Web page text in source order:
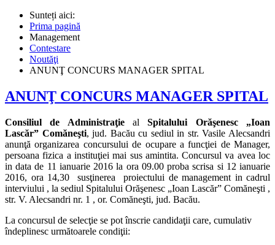
Sunteți aici:
Prima pagină
Management
Contestare
Noutăţi
ANUNŢ CONCURS MANAGER SPITAL
ANUNŢ CONCURS MANAGER SPITAL
Consiliul de Administraţie alSpitalului Orăşenesc „Ioan
Lascăr” Comăneşti, jud. Bacău cu sediul in str. Vasile Alecsandri
anunţă organizarea concursului de ocupare a funcţiei de Manager,
persoana fizica a instituţiei mai sus amintita. Concursul va avea loc
in data de 11 ianuarie 2016 la ora 09.00 proba scrisa si 12 ianuarie
2016, ora 14,30 susţinerea proiectului de management in cadrul
interviului , la sediul Spitalului Orăşenesc „Ioan Lascăr” Comăneşti ,
str. V. Alecsandri nr. 1 , or. Comăneşti, jud. Bacău.
La concursul de selecţie se pot înscrie candidaţii care, cumulativ
îndeplinesc următoarele condiţii: